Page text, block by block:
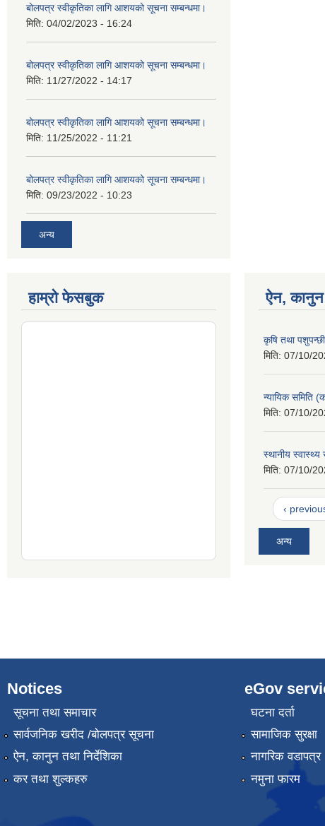
बोलपत्र स्वीकृतिका लागि आशयको सूचना सम्बन्धमा।
मिति: 04/02/2023 - 16:24
बोलपत्र स्वीकृतिका लागि आशयको सूचना सम्बन्धमा।
मिति: 11/27/2022 - 14:17
बोलपत्र स्वीकृतिका लागि आशयको सूचना सम्बन्धमा।
मिति: 11/25/2022 - 11:21
बोलपत्र स्वीकृतिका लागि आशयको सूचना सम्बन्धमा।
मिति: 09/23/2022 - 10:23
अन्य
हाम्रो फेसबुक ऐन, कानुन
कृषि तथा
मिति: 07/10/
न्यायिक समिति
मिति: 07/10/
स्थानीय
मिति: 07/10/
‹
अन्य
Notices
सूचना तथा समाचार
सार्वजनिक खरीद /बोलपत्र सूचना
ऐन, कानुन तथा निर्देशिका
कर तथा शुल्कहरु
eGov
घटना दर्ता
सामाजिक सुरक्षा
नागरिक वडापत्र
नमुना फारम